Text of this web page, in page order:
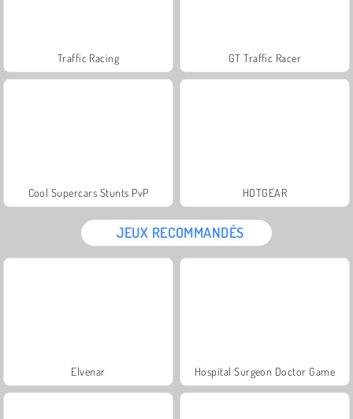
Traffic Racing GT Traffic Racer
Cool Supercars Stunts PvP HOTGEAR
JEUX RECOMMANDÉS
Elvenar Hospital Surgeon Doctor Game